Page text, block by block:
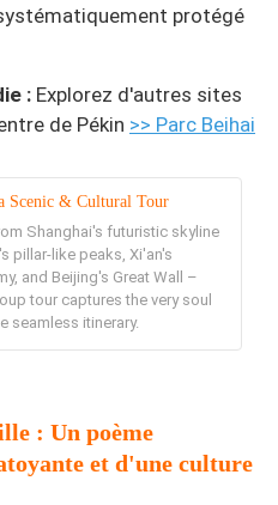
protégé
: Explorez d'autres sites
de Pékin >> Parc Beihai
Scenic & Cultural Tour
Shanghai's futuristic skyline
pillar-like peaks, Xi'an's
and Beijing's Great Wall –
tour captures the very soul
seamless itinerary.
: Un poème
et d'une culture